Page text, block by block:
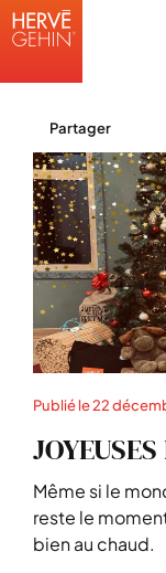
Partager
Publié le22
Même si le
reste le
bien au chaud.